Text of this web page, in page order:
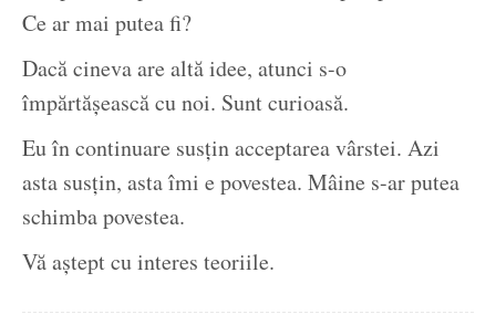
Ce ar mai putea fi?
Dacă cineva are altă idee, atunci s-o
împărtășească cu noi. Sunt curioasă.
Eu în continuare susțin acceptarea vârstei. Azi
asta susțin, asta îmi e povestea. Mâine s-ar putea
schimba povestea.
Vă aștept cu interes teoriile.